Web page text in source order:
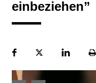
einbeziehen”
FacebookPlattformLinekdIn